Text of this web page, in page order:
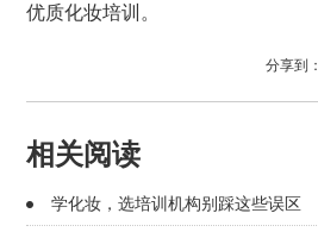
优质化妆培训。
分享到：
相关阅读
学化妆，选培训机构别踩这些误区